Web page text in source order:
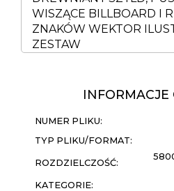
INFORMACJE
NUMER PLIKU:
TYP PLIKU/FORMAT:
ROZDZIELCZOŚĆ:
KATEGORIE: